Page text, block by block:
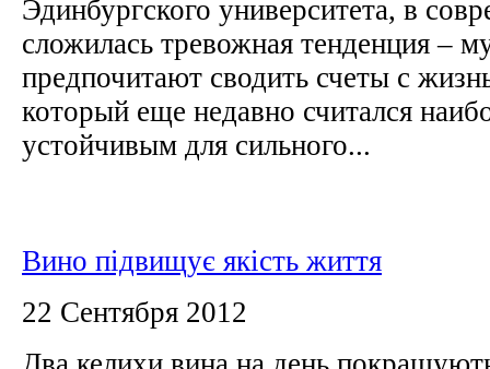
Эдинбургского университета, в
сложилась тревожная тенденция –
предпочитают сводить счеты с
который еще недавно считался
устойчивым для сильного...
Вино підвищує якість життя
22 Сентября 2012